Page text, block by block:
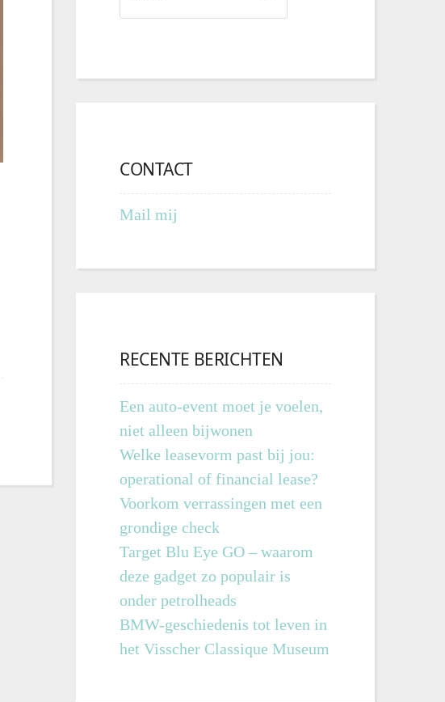
CONTACT
Mail mij
RECENTE BERICHTEN
Een auto-event moet je voelen,
niet alleen bijwonen
Welke leasevorm past bij jou:
operational of financial lease?
Voorkom verrassingen met een
grondige check
Target Blu Eye GO – waarom
deze gadget zo populair is
onder petrolheads
BMW-geschiedenis tot leven in
het Visscher Classique Museum